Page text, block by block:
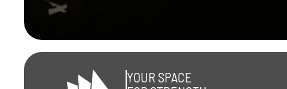
YOUR SPACE